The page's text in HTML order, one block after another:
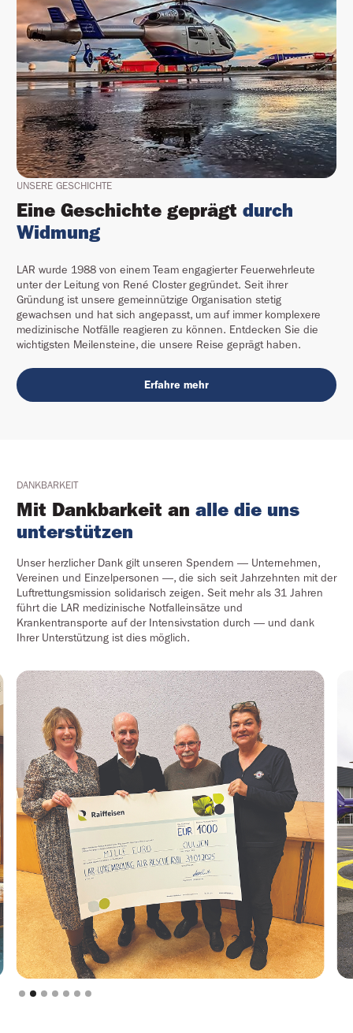
UNSERE GESCHICHTE
Eine Geschichte geprägt durch
Widmung
LAR wurde 1988 von einem Team engagierter Feuerwehrleute
unter der Leitung von René Closter gegründet. Seit ihrer
Gründung ist unsere gemeinnützige Organisation stetig
gewachsen und hat sich angepasst, um auf immer komplexere
medizinische Notfälle reagieren zu können. Entdecken Sie die
wichtigsten Meilensteine, die unsere Reise geprägt haben.
Erfahre mehr
DANKBARKEIT
Mit Dankbarkeit an alle die uns
unterstützen
Unser herzlicher Dank gilt unseren Spendern — Unternehmen,
Vereinen und Einzelpersonen —, die sich seit Jahrzehnten mit der
Luftrettungsmission solidarisch zeigen. Seit mehr als 31 Jahren
führt die LAR medizinische Notfalleinsätze und
Krankentransporte auf der Intensivstation durch — und dank
Ihrer Unterstützung ist dies möglich.
Slide 2 of 7.